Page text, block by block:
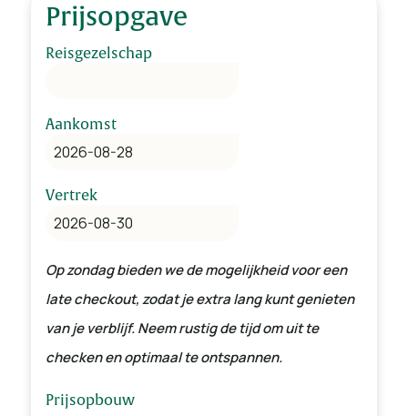
Prijsopgave
Reisgezelschap
Aankomst
Vertrek
Op zondag bieden we de mogelijkheid voor een
late checkout, zodat je extra lang kunt genieten
van je verblijf. Neem rustig de tijd om uit te
checken en optimaal te ontspannen.
Prijsopbouw